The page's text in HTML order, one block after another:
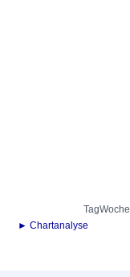
TagWoche
► Chartanalyse